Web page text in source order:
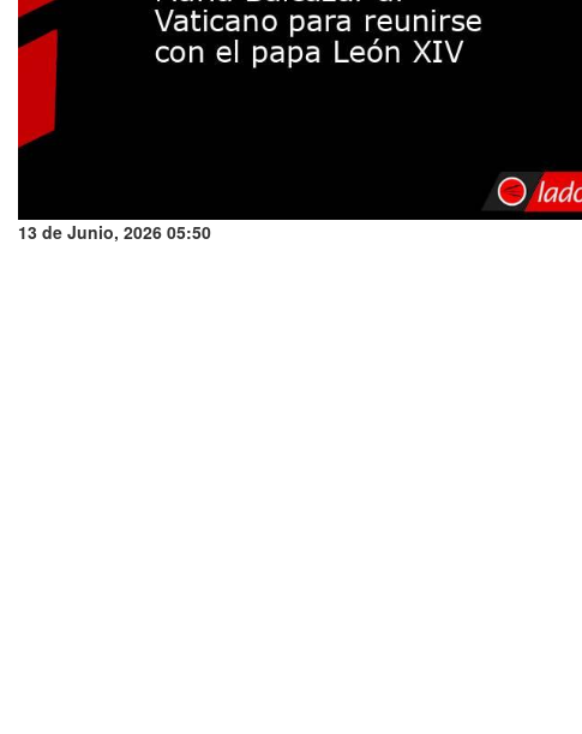
13 de Junio, 2026 05:50